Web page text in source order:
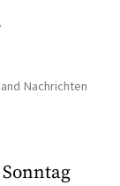
Nachrichten